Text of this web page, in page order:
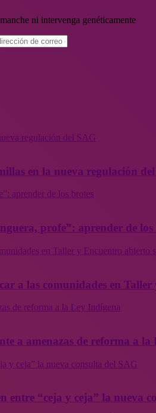
ni intervenga genéticamente
regulación del SAG
en la nueva regulación
aprender de los brotes
profe”: aprender de los
en Taller y Encuentro abierto
a las comunidades en
de reforma a la Ley Indígena
a amenazas de reforma a la
y ceja” la nueva consulta del SAG
entre “ceja y ceja” la nueva